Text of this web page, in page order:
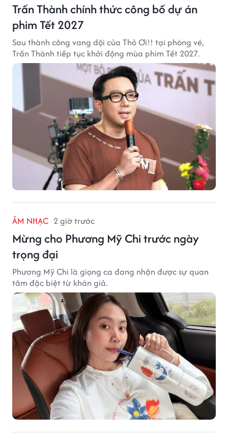
Trấn Thành chính thức công bố dự án
phim Tết 2027
Sau thành công vang dội của Thỏ Ơi!! tại phòng vé,
Trấn Thành tiếp tục khởi động mùa phim Tết 2027.
ÂM NHẠC 2 giờ trước
Mừng cho Phương Mỹ Chi trước ngày
trọng đại
Phương Mỹ Chi là giọng ca đang nhận được sự quan
tâm đặc biệt từ khán giả.